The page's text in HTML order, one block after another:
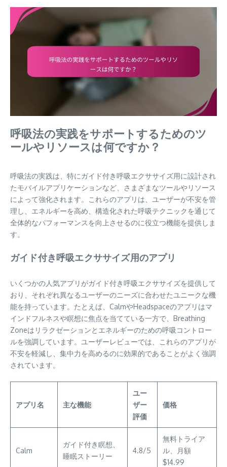
呼吸法の実践をサポートするためのツ
ールやリソースは何ですか？
呼吸法の実践は、特にガイド付き呼吸エクササイズ用に設計され
たモバイルアプリケーションなど、さまざまなツールやリソース
によって強化されます。これらのアプリは、ユーザーが不安を管
理し、エネルギーを高め、構造化された呼吸テクニックを通じて
全体的なパフォーマンスを向上させるのに役立つ機能を提供しま
す。
ガイド付き呼吸エクササイズ用のアプリ
いくつかの人気アプリがガイド付き呼吸エクササイズを提供して
おり、それぞれ異なるユーザーのニーズに合わせたユニークな機
能を持っています。たとえば、CalmやHeadspaceのアプリはマ
インドフルネスや瞑想に焦点を当てている一方で、Breathing
Zoneはリラクゼーションとエネルギーのための呼吸コントロー
ルを強調しています。ユーザーレビューでは、これらのアプリが
不安を軽減し、集中力を高めるのに効果的であることがよく強調
されています。
アプリ名 主な機能
ユー
ザー
評価
価格
Calm
ガイド付き瞑想、
睡眠ストーリー
4.8/5
無料トライア
ル、月額
$14.99